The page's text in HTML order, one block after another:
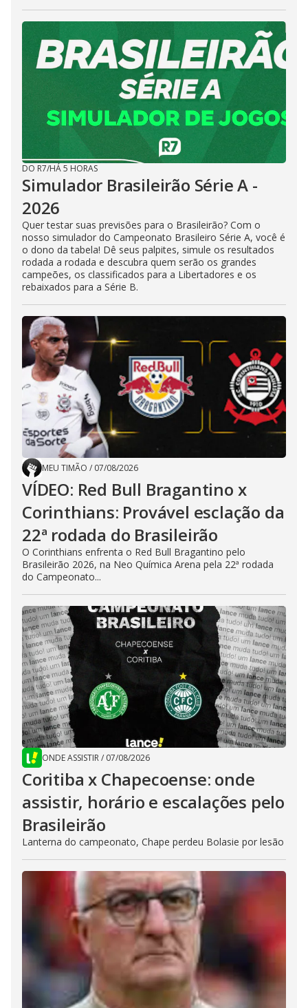
DO R7/HÁ 5 HORAS
Simulador Brasileirão Série A -
2026
Quer testar suas previsões para o Brasileirão? Com o
nosso simulador do Campeonato Brasileiro Série A, você é
o dono da tabela! Dê seus palpites, simule os resultados
rodada a rodada e descubra quem serão os grandes
campeões, os classificados para a Libertadores e os
rebaixados para a Série B.
MEU TIMÃO / 07/08/2026
VÍDEO: Red Bull Bragantino x
Corinthians: Provável esclação da
22ª rodada do Brasileirão
O Corinthians enfrenta o Red Bull Bragantino pelo
Brasileirão 2026, na Neo Química Arena pela 22ª rodada
do Campeonato...
ONDE ASSISTIR/ 07/08/2026
Coritiba x Chapecoense: onde
assistir, horário e escalações pelo
Brasileirão
Lanterna do campeonato, Chape perdeu Bolasie por lesão